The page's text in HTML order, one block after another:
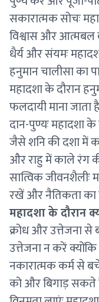
सकारात्मक सोचः
विश्वास और आत्मबल
धैर्य और संयमः
हनुमान चालीसा का
महादशा के दौरान
फलदायी माना जाता
दान-पुण्यः महादशा
जैसे शनि की दशा में
और राहु में काले रंग
सात्विक जीवनशैलीः
रखें और नैतिकता का
महादशा के दौरान
क्रोध और उत्तेजना से
उत्तेजना न करें
नकारात्मक कर्म से
को और बिगाड़ सकते